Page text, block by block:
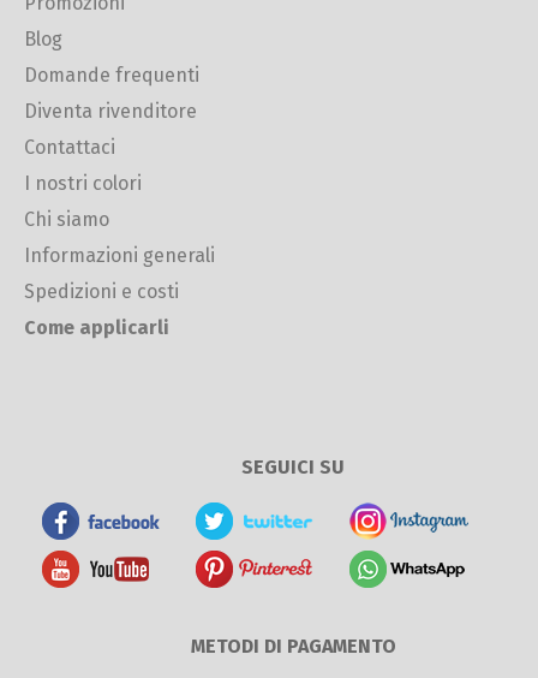
Blog
Domande frequenti
Diventa rivenditore
Contattaci
I nostri colori
Chi siamo
Informazioni generali
Spedizioni e costi
Come applicarli
SEGUICI SU
METODI DI PAGAMENTO